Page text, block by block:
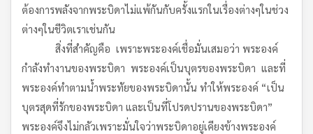
ต้องการพลังจากพระบิดาไม่แพ้กันกับครั้งแรกในเรื่องต่างๆในช่วง
ต่างๆในชีวิตเราเช่นกัน
สิ่งที่สำคัญคือ เพราะพระองค์เชื่อมั่นเสมอว่า พระองค์
กำลังทำงานของพระบิดา พระองค์เป็นบุตรของพระบิดา และที่
พระองค์ทำตามน้ำพระทัยของพระบิดานั้น ทำให้พระองค์ “เป็น
บุตรสุดที่รักของพระบิดา และเป็นที่โปรดปรานของพระบิดา”
พระองค์จึงไม่กลัวเพราะมั่นใจว่าพระบิดาอยู่เคียงข้างพระองค์